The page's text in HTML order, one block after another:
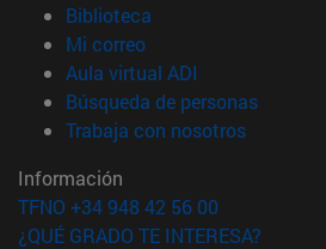
Biblioteca
Mi correo(abre en nueva
Aula virtual ADI
Búsqueda de personas(abre
Trabaja con nosotros(abre en
Información
TFNO +34 948 42 56 00
¿QUÉ GRADO TE INTERESA?